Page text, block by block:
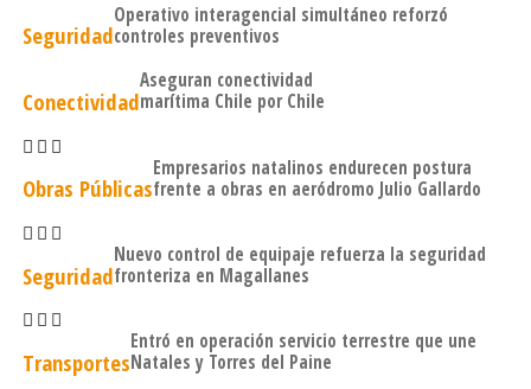
Seguridad
Operativo interagencial simultáneo reforzó
controles preventivos
Conectividad
Aseguran conectividad
marítima Chile por Chile
Obras Públicas
Empresarios natalinos endurecen postura
frente a obras en aeródromo Julio Gallardo
Seguridad
Nuevo control de equipaje refuerza la seguridad
fronteriza en Magallanes
Transportes
Entró en operación servicio terrestre que une
Natales y Torres del Paine